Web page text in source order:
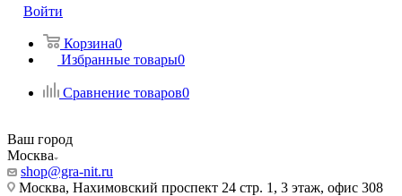
Войти
Корзина0
Избранные товары0
Сравнение товаров0
Ваш город
Москва
shop@gra-nit.ru
Москва, Нахимовский проспект 24 стр. 1, 3 этаж, офис 308